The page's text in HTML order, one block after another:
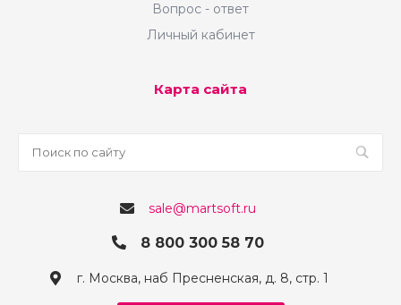
Вопрос - ответ
Личный кабинет
Карта сайта
sale@martsoft.ru
8 800 300 58 70
г. Москва, наб Пресненская, д. 8, стр. 1